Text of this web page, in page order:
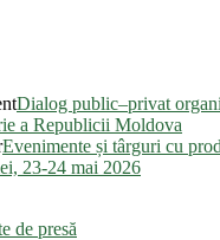
Dialog public–privat
a Republicii Moldova
Evenimente și târguri cu
23-24 mai 2026
de presă